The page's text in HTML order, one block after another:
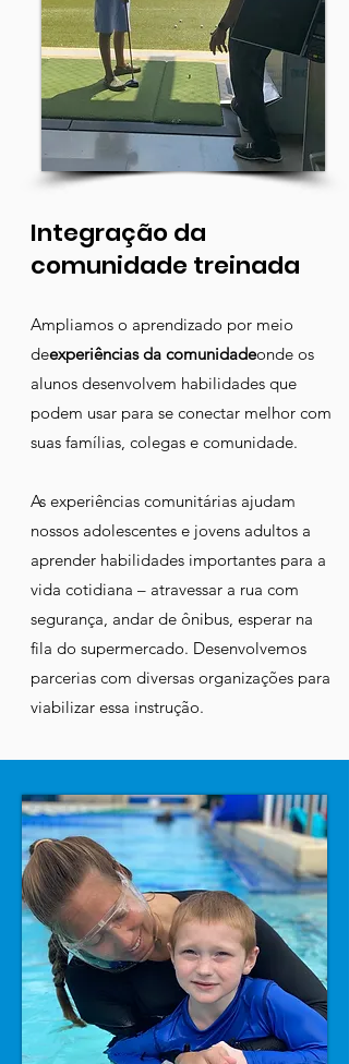
Integração da
comunidade treinada
Ampliamos o aprendizado por meio
deexperiências da comunidadeonde os
alunos desenvolvem habilidades que
podem usar para se conectar melhor com
suas famílias, colegas e comunidade.
As experiências comunitárias ajudam
nossos adolescentes e jovens adultos a
aprender habilidades importantes para a
vida cotidiana – atravessar a rua com
segurança, andar de ônibus, esperar na
fila do supermercado. Desenvolvemos
parcerias com diversas organizações para
viabilizar essa instrução.